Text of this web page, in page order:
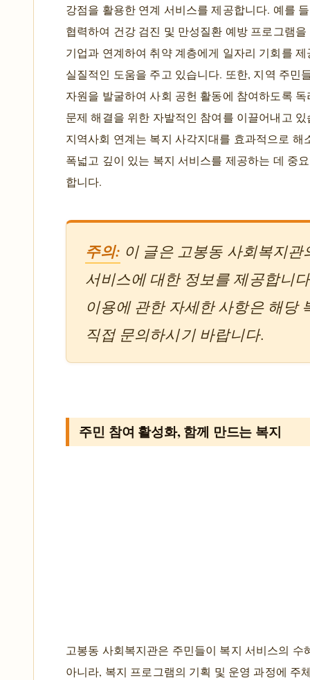
강점을 활용한 연계 서비스를 제공합니다. 예를
협력하여 건강 검진 및 만성질환 예방 프로그램
기업과 연계하여 취약 계층에게 일자리 기회를
실질적인 도움을 주고 있습니다. 또한, 지역 주민
자원을 발굴하여 사회 공헌 활동에 참여하도록
문제 해결을 위한 자발적인 참여를 이끌어내고
지역사회 연계는 복지 사각지대를 효과적으로 해
폭넓고 깊이 있는 복지 서비스를 제공하는 데 중
합니다.
주의: 이 글은 고봉동 사회복지관
서비스에 대한 정보를 제공합니
이용에 관한 자세한 사항은 해당
직접 문의하시기 바랍니다.
주민 참여 활성화, 함께 만드는 복지
고봉동 사회복지관은 주민들이 복지 서비스의 수
아니라, 복지 프로그램의 기획 및 운영 과정에 주